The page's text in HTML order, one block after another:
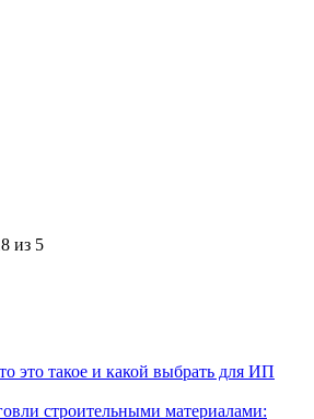
из 5
такое и какой выбрать для ИП
строительными материалами: